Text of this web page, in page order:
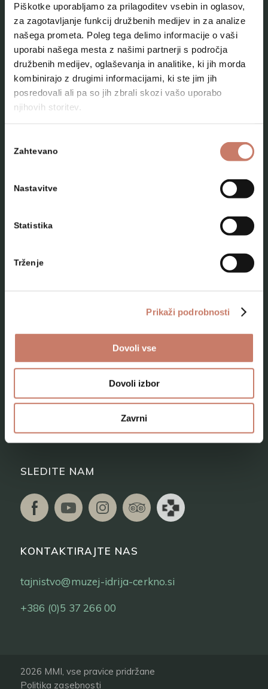
Piškotke uporabljamo za prilagoditev vsebin in oglasov,
za zagotavljanje funkcij družbenih medijev in za analize
našega prometa. Poleg tega delimo informacije o vaši
uporabi našega mesta z našimi partnerji s področja
družbenih medijev, oglaševanja in analitike, ki jih morda
kombinirajo z drugimi informacijami, ki ste jim jih
posredovali ali pa so jih zbrali skozi vašo uporabo
njihovih storitev.
soglasja
Zahtevano
Nastavitve
Statistika
Trženje
Prikaži podrobnosti
Dovoli vse
Dovoli izbor
Zavrni
Naše zbirke
Aktualno
Kontakt
Kam na izlet
Programi za skupine odraslih
Kje smo
SLEDITE NAM
KONTAKTIRAJTE NAS
tajnistvo@muzej-idrija-cerkno.si
+386 (0)5 37 266 00
2026 MMI, vse pravice pridržane
Politika zasebnosti